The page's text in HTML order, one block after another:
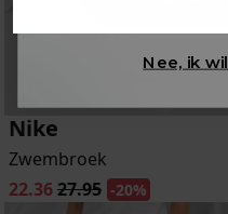
Nike
Zwembroek
22.3627.95 -20%
Nee, ik